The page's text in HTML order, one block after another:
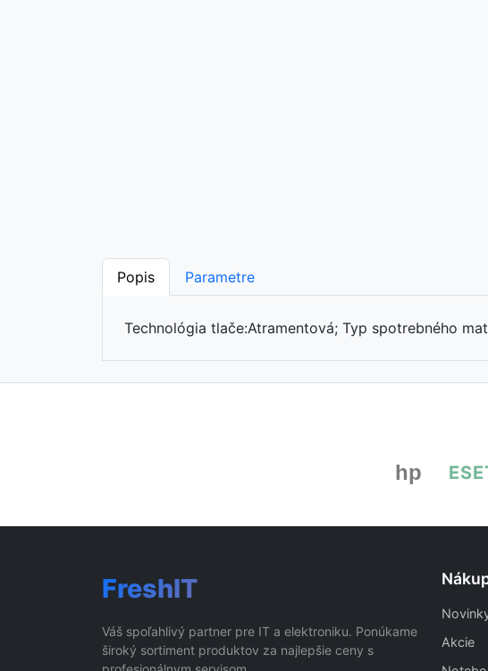
Popis Parametre
Technológia tlače:Atramentová; Typ spotrebného
hp
FreshIT
Váš spoľahlivý partner pre IT a elektroniku. Ponúkame
široký sortiment produktov za najlepšie ceny s
Akcie